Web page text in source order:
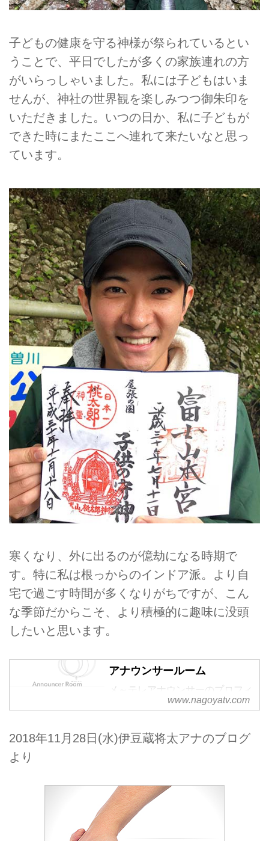
子どもの健康を守る神様が祭られているとい
うことで、平日でしたが多くの家族連れの方
がいらっしゃいました。私には子どもはいま
せんが、神社の世界観を楽しみつつ御朱印を
いただきました。いつの日か、私に子どもが
できた時にまたここへ連れて来たいなと思っ
ています。
寒くなり、外に出るのが億劫になる時期で
す。特に私は根っからのインドア派。より自
宅で過ごす時間が多くなりがちですが、こん
な季節だからこそ、より積極的に趣味に没頭
したいと思います。
アナウンサールーム
メ～テレアナウンサーのプロフィ
ールページです。www.nagoyatv.com
2018年11月28日(水)伊豆蔵将太アナのブログ
より